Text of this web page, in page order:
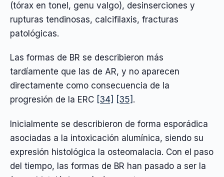
(tórax en tonel, genu valgo), desinserciones y
rupturas tendinosas, calcifilaxis, fracturas
patológicas.
Las formas de BR se describieron más
tardíamente que las de AR, y no aparecen
directamente como consecuencia de la
progresión de la ERC [34] [35] .
Inicialmente se describieron de forma esporádica
asociadas a la intoxicación alumínica, siendo su
expresión histológica la osteomalacia. Con el paso
del tiempo, las formas de BR han pasado a ser la